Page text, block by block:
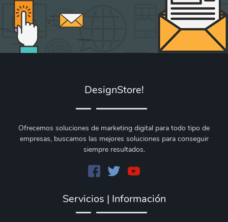
DesignStore!
Ofrecemos soluciones de marketing digital para todo tipo de
empresas, buscamos las mejores soluciones para conseguir
siempre resultados.
Servicios | Información